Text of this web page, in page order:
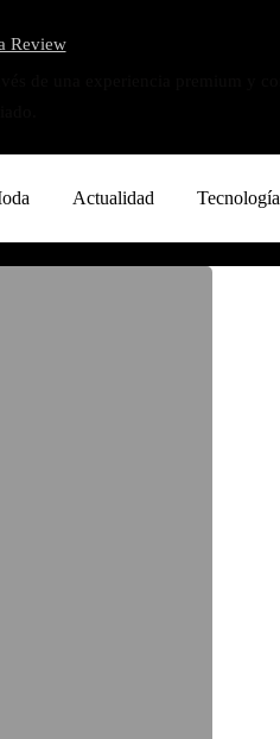
Actualidad Tecnología